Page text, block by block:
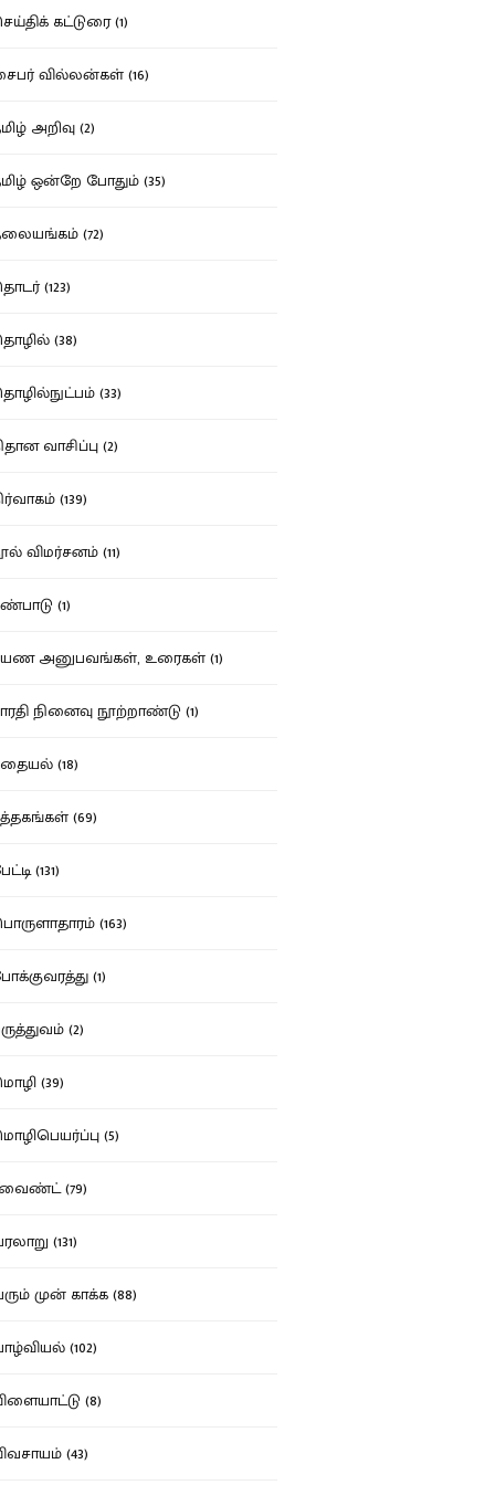
கட்டுரை (1)
வில்லன்கள் (16)
அறிவு (2)
ஒன்றே போதும் (35)
(72)
(123)
(38)
(33)
வாசிப்பு (2)
(139)
விமர்சனம் (11)
(1)
அனுபவங்கள், உரைகள் (1)
நினைவு நூற்றாண்டு (1)
(18)
(69)
(131)
(163)
(1)
(2)
(39)
(5)
(79)
(131)
முன் காக்க (88)
(102)
(8)
(43)